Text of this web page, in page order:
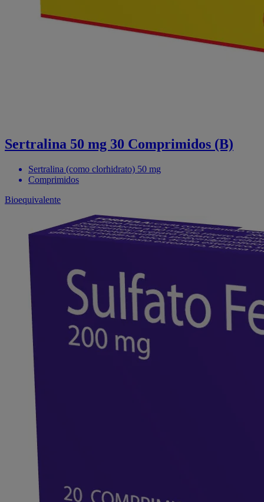
Sertralina 50 mg 30 Comprimidos (B)
Sertralina (como clorhidrato) 50 mg
Comprimidos
Bioequivalente